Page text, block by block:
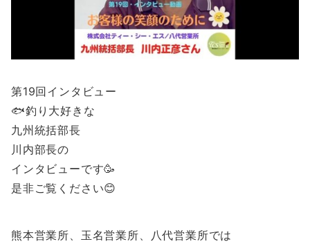
第19回インタビュー
🐟釣り大好きな
九州統括部長
川内部長の
インタビューです🥳
是非ご覧ください😊
熊本営業所、玉名営業所、八代営業所では